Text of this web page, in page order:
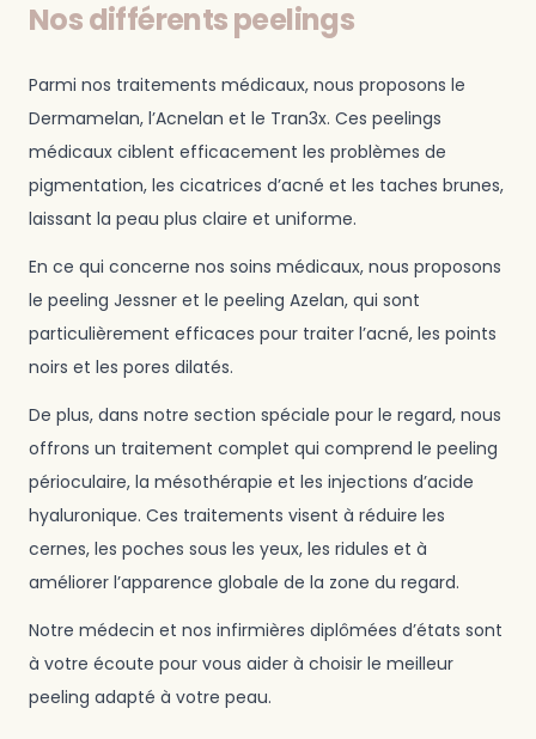
Nos différents peelings
Parmi nos traitements médicaux, nous proposons le
Dermamelan, l’Acnelan et le Tran3x. Ces peelings
médicaux ciblent efficacement les problèmes de
pigmentation, les cicatrices d’acné et les taches brunes,
laissant la peau plus claire et uniforme.
En ce qui concerne nos soins médicaux, nous proposons
le peeling Jessner et le peeling Azelan, qui sont
particulièrement efficaces pour traiter l’acné, les points
noirs et les pores dilatés.
De plus, dans notre section spéciale pour le regard, nous
offrons un traitement complet qui comprend le peeling
périoculaire, la mésothérapie et les injections d’acide
hyaluronique. Ces traitements visent à réduire les
cernes, les poches sous les yeux, les ridules et à
améliorer l’apparence globale de la zone du regard.
Notre médecin et nos infirmières diplômées d’états sont
à votre écoute pour vous aider à choisir le meilleur
peeling adapté à votre peau.